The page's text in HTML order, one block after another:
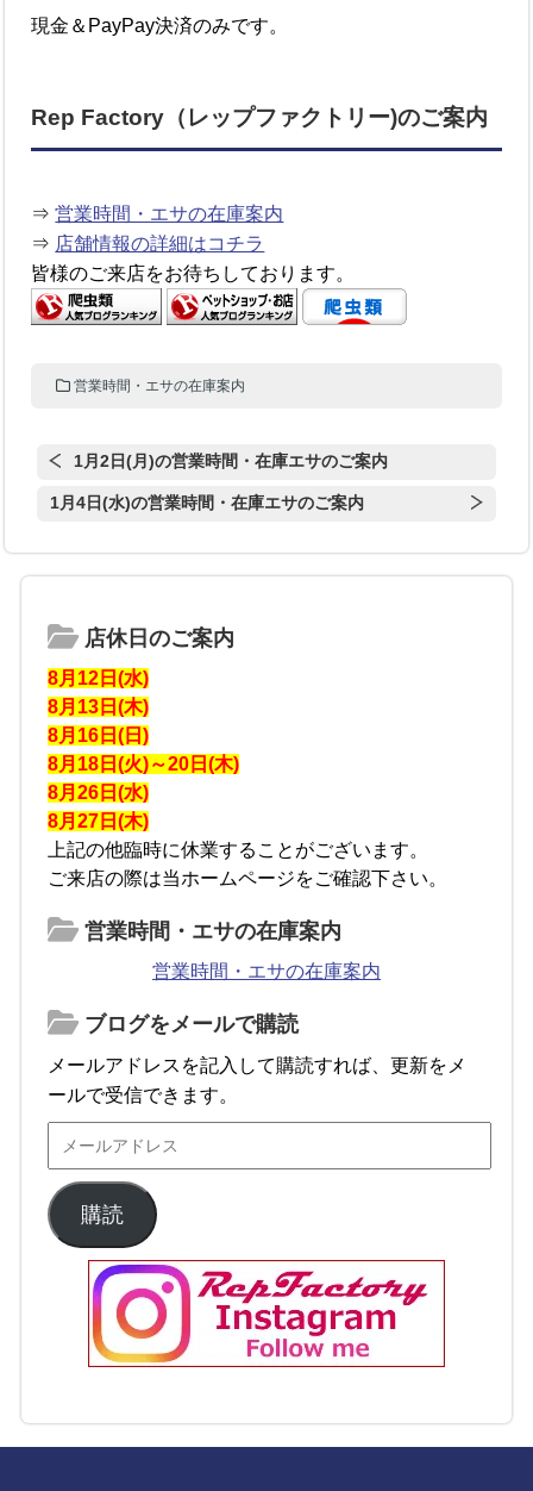
現金＆PayPay決済のみです。
Rep Factory（レップファクトリー)のご案内
⇒営業時間・エサの在庫案内
⇒ 店舗情報の詳細はコチラ
皆様のご来店をお待ちしております。
営業時間・エサの在庫案内
1月2日(月)の営業時間・在庫エサのご案内
1月4日(水)の営業時間・在庫エサのご案内
店休日のご案内
8月12日(水)
8月13日(木)
8月16日(日)
8月18日(火)～20日(木)
8月26日(水)
8月27日(木)
上記の他臨時に休業することがございます。
ご来店の際は当ホームページをご確認下さい。
営業時間・エサの在庫案内
営業時間・エサの在庫案内
ブログをメールで購読
メールアドレスを記入して購読すれば、更新をメ
ールで受信できます。
購読